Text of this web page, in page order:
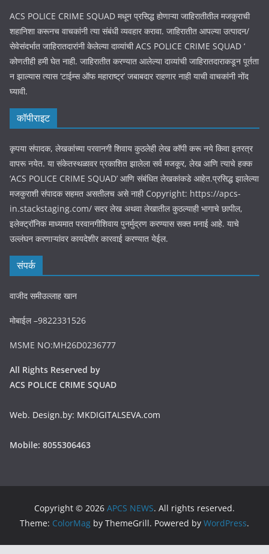
ACS POLICE CRIME SQUAD मधून प्रसिद्ध होणाऱ्या जाहिरातीतील मजकुराची
शहानिशा करूनच वाचकांनी त्या संबंधी व्यवहार करावा. जाहिरातीत आपल्या उत्पादन/
सेवेसंदर्भात जाहिरातदारांनी केलेल्या दाव्यांची ACS POLICE CRIME SQUAD ‘
कोणतीही हमी घेत नाही. जाहिरातीत करण्यात आलेल्या दाव्यांची जाहिरातदाराकडून पूर्तता
न झाल्यास त्यास ‘टाईम्स ऑफ महाराष्ट्र’ जबाबदार राहणार नाही याची वाचकांनी नोंद
घ्यावी.
कॉपीराइट
कृपया संपादक, लेखकांच्या परवानगी शिवाय कुठलेही लेख कॉपी करू नये किवा इतरत्र
वापरू नयेत. या संकेतस्थळावर प्रकाशित झालेला सर्व मजकूर, लेख आणि त्याचे हक्क
‘ACS POLICE CRIME SQUAD’ आणि संबंधित लेखकांकडे आहेत.प्रसिद्ध झालेल्या
मजकुराशी संपादक सहमत असतीलच असे नाही Copyright: https://apcs-
in.stackstaging.com/ सदर लेख अथवा लेखातील कुठल्याही भागाचे छापील,
इलेक्ट्रॉनिक माध्यमात परवानगीशिवाय पुनर्मुद्रण करण्यास सक्त मनाई आहे. याचे
उल्लंघन करणाऱ्यांवर कायदेशीर कारवाई करण्यात येईल.
संपर्क
वाजीद समीउल्लाह खान
मोबाईल –9822331526
MSME NO:MH26D0236777
All Rights Reserved by
ACS POLICE CRIME SQUAD
Web. Design.by: MKDIGITALSEVA.com
Mobile: 8055306463
Copyright © 2026 APCS NEWS. All rights reserved.
Theme: ColorMag by ThemeGrill. Powered by WordPress.